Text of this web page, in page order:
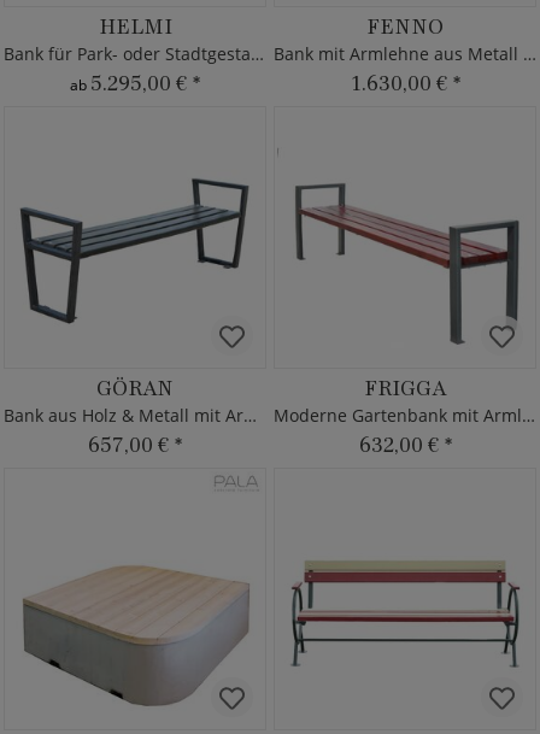
HELMI
Bank für Park- oder Stadtgestaltung
ab 5.295,00 € *
FENNO
Bank mit Armlehne aus Metall & Holz
1.630,00 € *
GÖRAN
Bank aus Holz & Metall mit Armlehne
657,00 € *
FRIGGA
Moderne Gartenbank mit Armlehne
632,00 € *